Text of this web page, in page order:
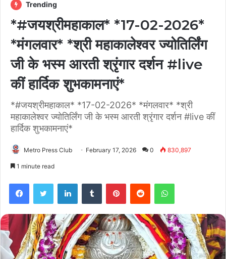
Trending
*#जयश्रीमहाकाल* *17-02-2026*
*मंगलवार* *श्री महाकालेश्वर ज्योतिर्लिंग
जी के भस्म आरती श्रृंगार दर्शन #live
कीं हार्दिक शुभकामनाएं*
*#जयश्रीमहाकाल* *17-02-2026* *मंगलवार* *श्री
महाकालेश्वर ज्योतिर्लिंग जी के भस्म आरती श्रृंगार दर्शन #live कीं
हार्दिक शुभकामनाएं*
Metro Press Club February 17, 2026 0 830,897
1 minute read
FacebookTwitter LinkedInTumblr PinterestReddit WhatsApp